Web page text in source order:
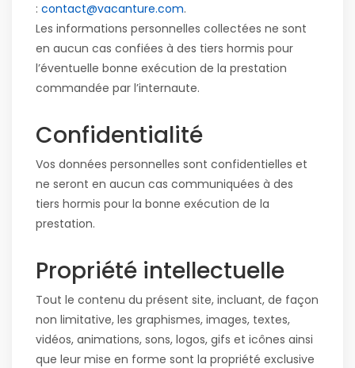
: contact@vacanture.com.
Les informations personnelles collectées ne sont
en aucun cas confiées à des tiers hormis pour
l’éventuelle bonne exécution de la prestation
commandée par l’internaute.
Confidentialité
Vos données personnelles sont confidentielles et
ne seront en aucun cas communiquées à des
tiers hormis pour la bonne exécution de la
prestation.
Propriété intellectuelle
Tout le contenu du présent site, incluant, de façon
non limitative, les graphismes, images, textes,
vidéos, animations, sons, logos, gifs et icônes ainsi
que leur mise en forme sont la propriété exclusive